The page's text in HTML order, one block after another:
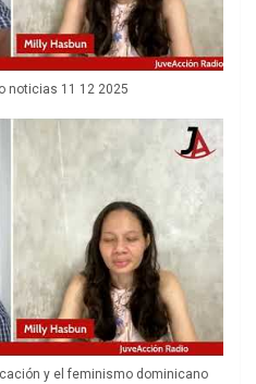
noticias 11 12 2025
y el feminismo dominicano